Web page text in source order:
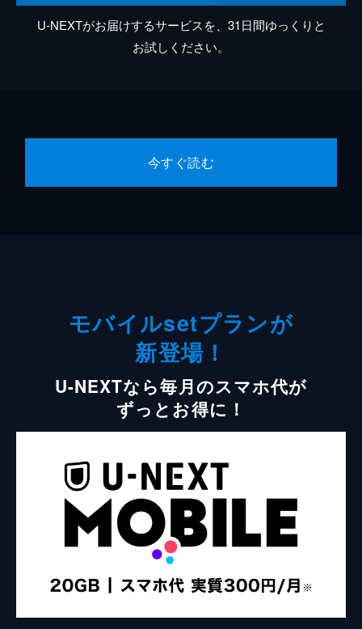
U-NEXTがお届けするサービスを、31日間ゆっくりと
お試しください。
今すぐ読む
モバイルsetプランが
新登場！
U-NEXTなら毎月のスマホ代が
ずっとお得に！